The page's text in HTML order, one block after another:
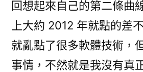
回想起來自己的第二條曲
上大約 2012 年就點的差
就亂點了很多軟體技術，
事情，不然就是我沒有真